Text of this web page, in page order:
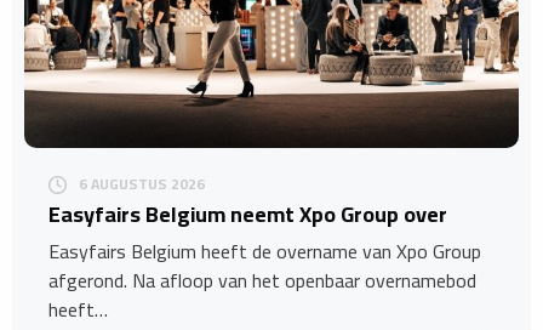
6 AUGUSTUS 2026
Easyfairs Belgium neemt Xpo Group over
Easyfairs Belgium heeft de overname van Xpo Group
afgerond. Na afloop van het openbaar overnamebod
heeft…